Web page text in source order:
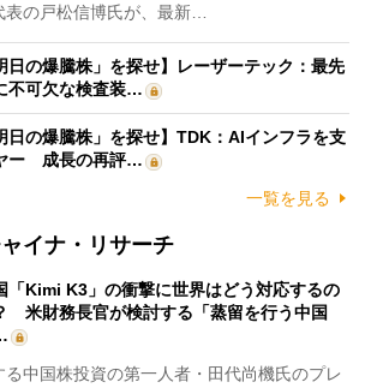
の戸松信博氏が、最新…
日の爆騰株」を探せ】レーザーテック：最先
不可欠な検査装…
日の爆騰株」を探せ】TDK：AIインフラを支
ー 成長の再評…
一覧を見る
イナ・リサーチ
「Kimi K3」の衝撃に世界はどう対応するの
米財務長官が検討する「蒸留を行う中国
中国株投資の第一人者・田代尚機氏のプレ